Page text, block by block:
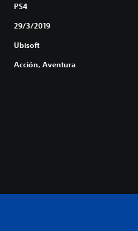
PS4
29/3/2019
Ubisoft
Acción, Aventura